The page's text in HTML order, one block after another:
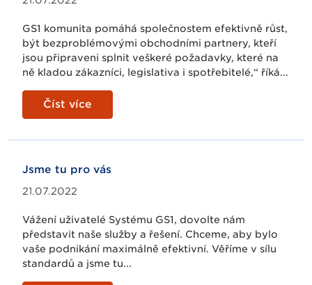
GS1 komunita pomáhá společnostem efektivně růst,
být bezproblémovými obchodními partnery, kteří
jsou připraveni splnit veškeré požadavky, které na
ně kladou zákazníci, legislativa i spotřebitelé,“ říká...
Číst více
Jsme tu pro vás
21.07.2022
Vážení uživatelé Systému GS1, dovolte nám
představit naše služby a řešení. Chceme, aby bylo
vaše podnikání maximálně efektivní. Věříme v sílu
standardů a jsme tu...